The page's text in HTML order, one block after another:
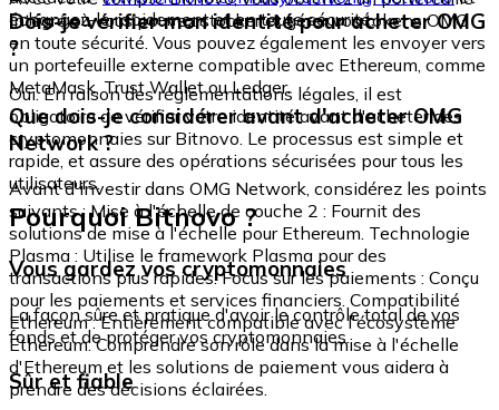
échangez-le rapidement et en toute sécurité.
intégré où vous pouvez stocker et gérer vos tokens OMG
en toute sécurité. Vous pouvez également les envoyer vers
un portefeuille externe compatible avec Ethereum, comme
MetaMask, Trust Wallet ou Ledger.
Dois-je vérifier mon identité pour acheter OMG
?
Oui. En raison des réglementations légales, il est
obligatoire de vérifier votre identité avant d'acheter des
cryptomonnaies sur Bitnovo. Le processus est simple et
rapide, et assure des opérations sécurisées pour tous les
utilisateurs.
Que dois-je considérer avant d'acheter OMG
Network ?
Avant d'investir dans OMG Network, considérez les points
suivants : Mise à l'échelle de couche 2 : Fournit des
solutions de mise à l'échelle pour Ethereum. Technologie
Plasma : Utilise le framework Plasma pour des
transactions plus rapides. Focus sur les paiements : Conçu
pour les paiements et services financiers. Compatibilité
Ethereum : Entièrement compatible avec l'écosystème
Ethereum. Comprendre son rôle dans la mise à l'échelle
d'Ethereum et les solutions de paiement vous aidera à
prendre des décisions éclairées.
Pourquoi Bitnovo ?
Vous gardez vos cryptomonnaies
La façon sûre et pratique d'avoir le contrôle total de vos
fonds et de protéger vos cryptomonnaies.
Sûr et fiable